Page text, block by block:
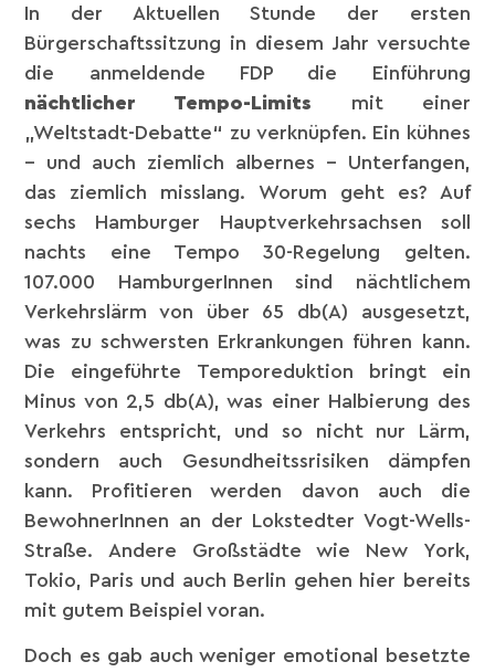
In der Aktuellen Stunde der ersten
Bürgerschaftssitzung in diesem Jahr versuchte
die anmeldende FDP die Einführung
nächtlicher Tempo-Limits mit einer
„Weltstadt-Debatte“ zu verknüpfen. Ein kühnes
– und auch ziemlich albernes – Unterfangen,
das ziemlich misslang. Worum geht es? Auf
sechs Hamburger Hauptverkehrsachsen soll
nachts eine Tempo 30-Regelung gelten.
107.000 HamburgerInnen sind nächtlichem
Verkehrslärm von über 65 db(A) ausgesetzt,
was zu schwersten Erkrankungen führen kann.
Die eingeführte Temporeduktion bringt ein
Minus von 2,5 db(A), was einer Halbierung des
Verkehrs entspricht, und so nicht nur Lärm,
sondern auch Gesundheitssrisiken dämpfen
kann. Profitieren werden davon auch die
BewohnerInnen an der Lokstedter Vogt-Wells-
Straße. Andere Großstädte wie New York,
Tokio, Paris und auch Berlin gehen hier bereits
mit gutem Beispiel voran.
Doch es gab auch weniger emotional besetzte